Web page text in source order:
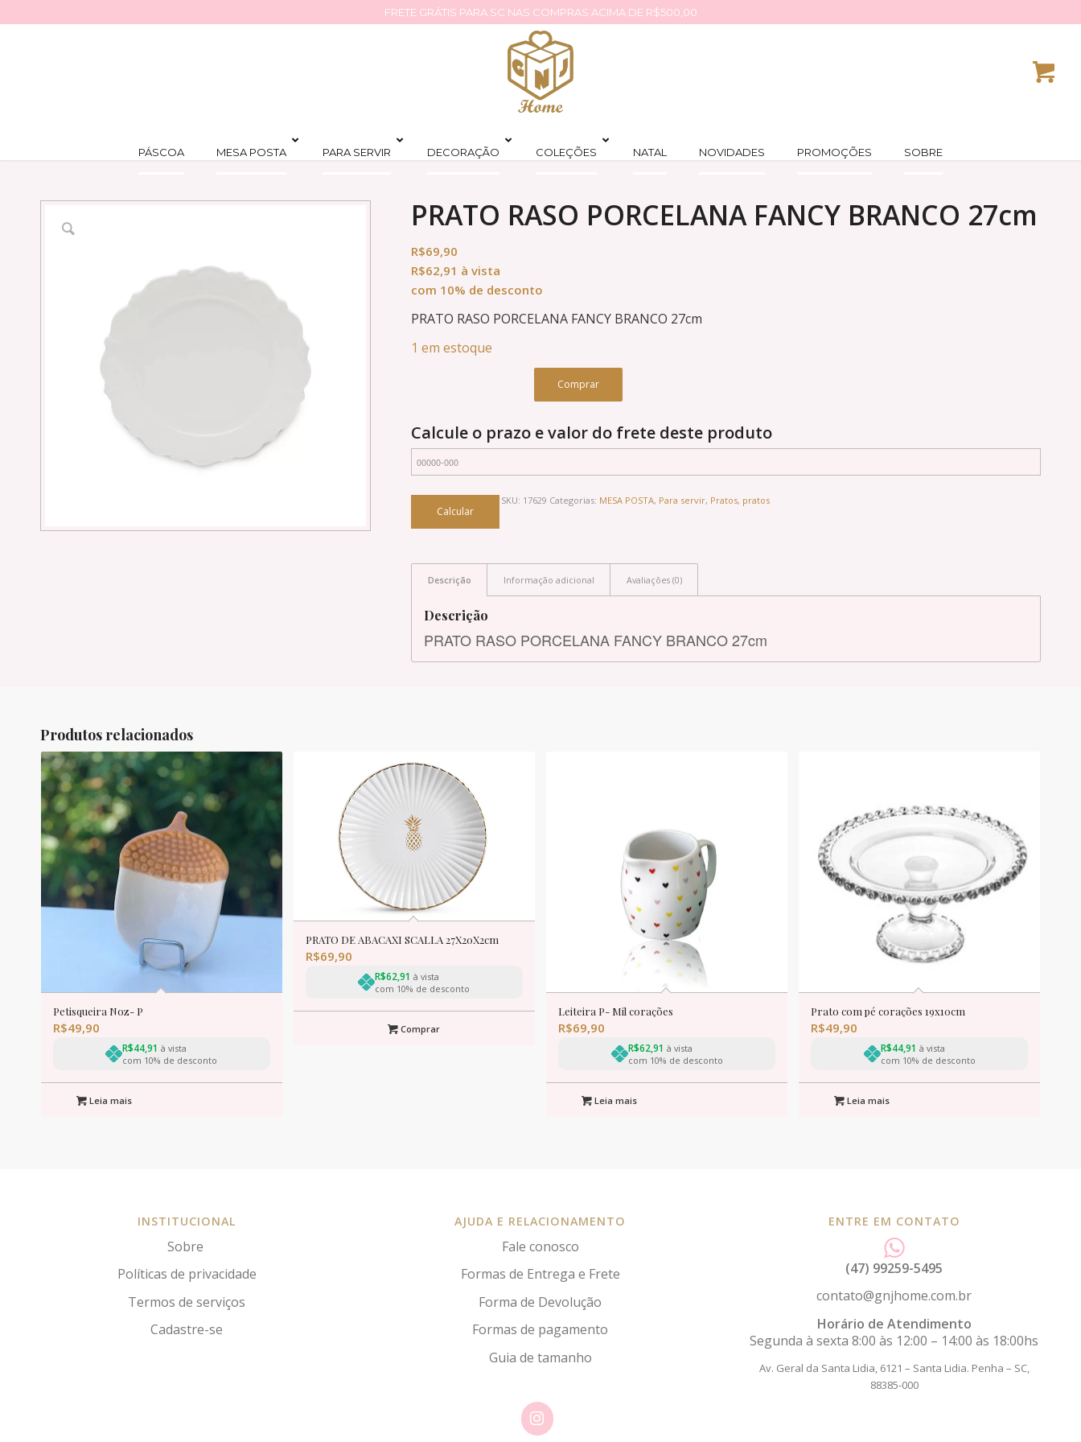
FRETE GRÁTIS PARA SC NAS COMPRAS ACIMA DE R$500,00
PÁSCOA MESA POSTA PARA SERVIR DECORAÇÃO COLEÇÕES NATAL NOVIDADES PROMOÇÕES SOBRE
PRATO RASO PORCELANA FANCY BRANCO 27cm
R$69,90
R$62,91 à vista
com 10% de desconto
PRATO RASO PORCELANA FANCY BRANCO 27cm
1 em estoque
Comprar
Calcule o prazo e valor do frete deste produto
SKU: 17629 Categorias: MESA POSTA, Para servir, Pratos, pratos
Descrição Informação adicional Avaliações (0)
Descrição
PRATO RASO PORCELANA FANCY BRANCO 27cm
Produtos relacionados
Petisqueira Noz- P
R$49,90
R$44,91 à vista
com 10% de desconto
Leia mais
PRATO DE ABACAXI SCALLA 27X20X2cm
R$69,90
R$62,91 à vista
com 10% de desconto
Comprar
Leiteira P- Mil corações
R$69,90
R$62,91 à vista
com 10% de desconto
Leia mais
Prato com pé corações 19x10cm
R$49,90
R$44,91 à vista
com 10% de desconto
Leia mais
INSTITUCIONAL
Sobre
Políticas de privacidade
Termos de serviços
Cadastre-se
AJUDA E RELACIONAMENTO
Fale conosco
Formas de Entrega e Frete
Forma de Devolução
Formas de pagamento
Guia de tamanho
ENTRE EM CONTATO
(47) 99259-5495
contato@gnjhome.com.br
Horário de Atendimento
Segunda à sexta 8:00 às 12:00 – 14:00 às 18:00hs
Av. Geral da Santa Lidia, 6121 – Santa Lidia. Penha – SC,
88385-000